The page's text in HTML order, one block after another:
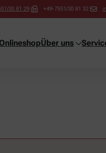
30 81 29 +49-7551/30 81 32
OnlineshopÜber uns